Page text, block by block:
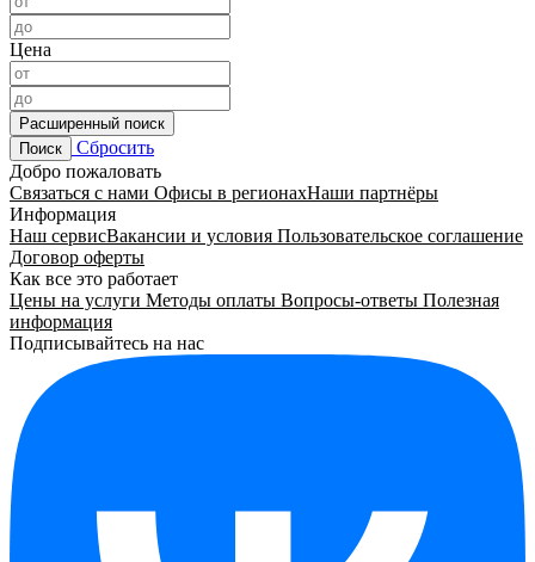
Цена
Расширенный поиск
Поиск
Сбросить
Добро пожаловать
Связаться с нами Офисы в регионахНаши партнёры
Информация
Наш сервисВакансии и условия Пользовательское соглашение
Договор оферты
Как все это работает
Цены на услуги Методы оплаты Вопросы-ответы Полезная
информация
Подписывайтесь на нас